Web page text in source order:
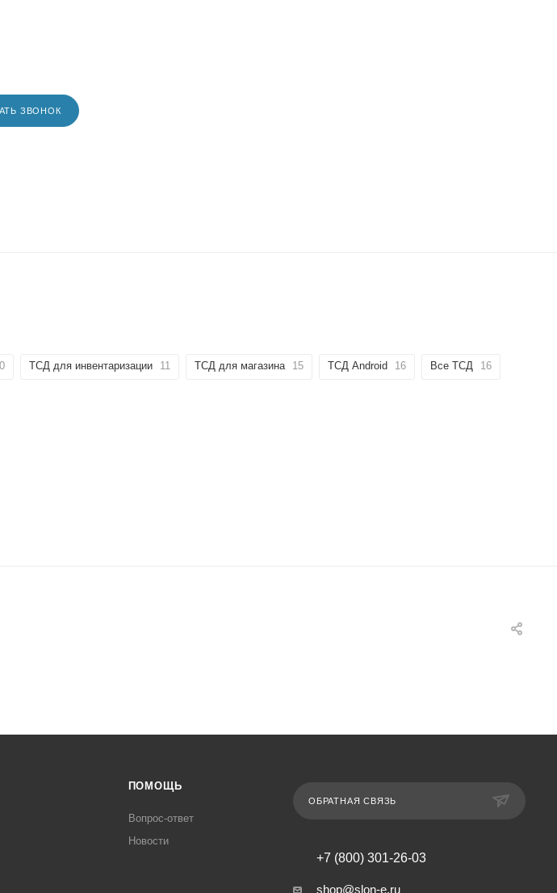
ЗВОНОК
ТСД для инвентаризации 11 ТСД для магазина 15 ТСД Android 16 Все ТСД 16
ПОМОЩЬ
Вопрос-ответ
Новости
ОБРАТНАЯ СВЯЗЬ
+7 (800) 301-26-03
shop@slon-e.ru